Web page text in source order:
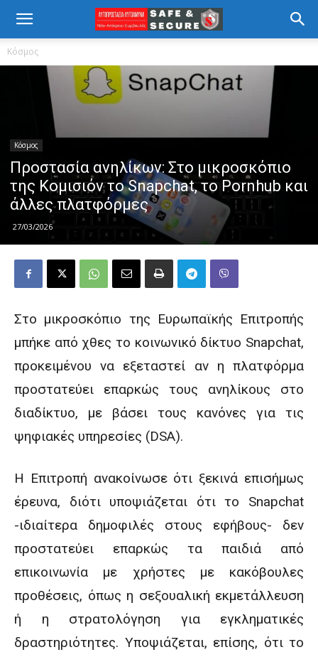
Κόσμος
Κόσμος
Προστασία ανηλίκων: Στο μικροσκόπιο
της Κομισιόν το Snapchat, το Pornhub και
άλλες πλατφόρμες
27/03/2026
Στο μικροσκόπιο της Ευρωπαϊκής Επιτροπής
μπήκε από χθες το κοινωνικό δίκτυο Snapchat,
προκειμένου να εξεταστεί αν η πλατφόρμα
προστατεύει επαρκώς τους ανηλίκους στο
διαδίκτυο, με βάσει τους κανόνες για τις
ψηφιακές υπηρεσίες (DSA).
Η Επιτροπή ανακοίνωσε ότι ξεκινά επισήμως
έρευνα, διότι υποψιάζεται ότι το Snapchat
-ιδιαίτερα δημοφιλές στους εφήβους- δεν
προστατεύει επαρκώς τα παιδιά από
επικοινωνία με χρήστες με κακόβουλες
προθέσεις, όπως η σεξουαλική εκμετάλλευση
ή η στρατολόγηση για εγκληματικές
δραστηριότητες. Υποψιάζεται, επίσης, ότι το